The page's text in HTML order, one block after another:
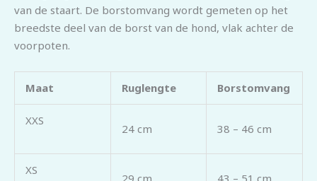
van de staart. De borstomvang wordt gemeten op het
breedste deel van de borst van de hond, vlak achter de
voorpoten.
Maat Ruglengte Borstomvang
XXS
24 cm 38 – 46 cm
XS
29 cm 43 – 51 cm